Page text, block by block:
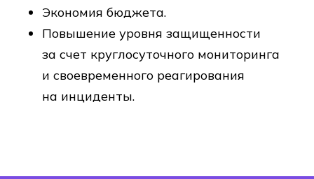
Экономия бюджета.
Повышение уровня защищенности
за счет круглосуточного мониторинга
и своевременного реагирования
на инциденты.